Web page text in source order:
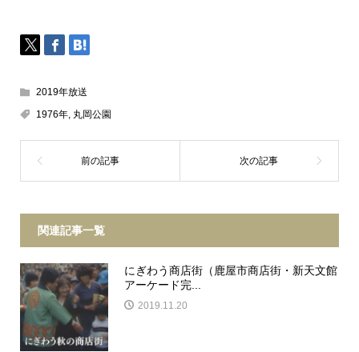
2019年放送
1976年, 丸岡公園
関連記事一覧
にぎわう商店街（鹿屋市商店街・新天文館
アーケード完...
2019.11.20